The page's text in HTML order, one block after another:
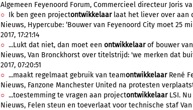
Algemeen Feyenoord Forum, Commercieel directeur Joris
Ik ben geen projectontwikkelaarlaat het liever over aan
Nieuws, Hypercube: ‘Bouwer van Feyenoord City moet 25
2017, 17:21:14
...Lukt dat niet, dan moet een ontwikkelaarof bouwer
Nieuws, Van Bronckhorst over titelstrijd: 'we merken dat
2017, 07:20:51
...maakt regelmaat gebruik van teamontwikkelaarRené
Nieuws, Fanzone Manchester United na protesten
...toestemming te vragen aan projectontwikkelaarLSI. Nu
Nieuws, Felen steun en toeverlaat voor technische staf Van